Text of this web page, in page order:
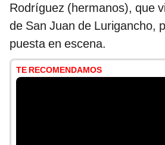
Rodríguez (hermanos), que
de San Juan de Lurigancho,
puesta en escena.
TE RECOMENDAMOS